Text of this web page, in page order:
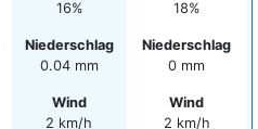
16%
Niederschlag
0.04 mm
Wind
2 km/h
18%
Niederschlag
0 mm
Wind
2 km/h